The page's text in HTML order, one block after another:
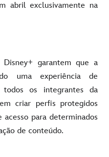
abril exclusivamente na
garantem que a
uma experiência de
todos os integrantes da
criar perfis protegidos
para determinados
de conteúdo.